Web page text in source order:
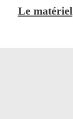
Le matériel